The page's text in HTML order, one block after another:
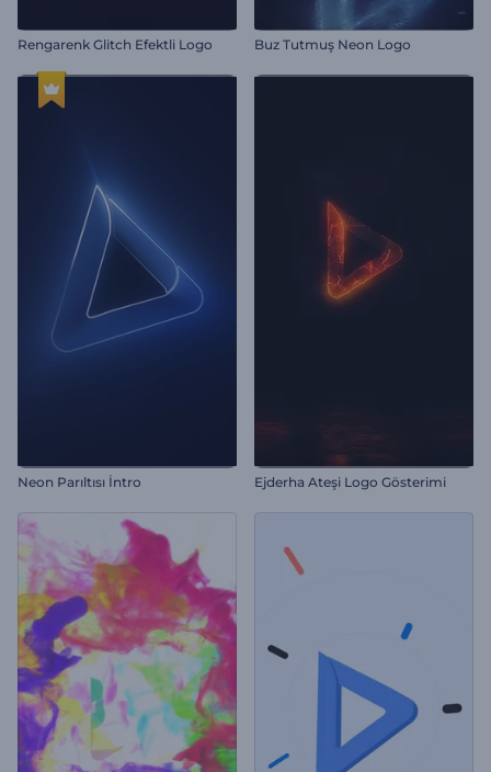
Rengarenk Glitch Efektli Logo Buz Tutmuş Neon Logo
Neon Parıltısı İntro Ejderha Ateşi Logo Gösterimi